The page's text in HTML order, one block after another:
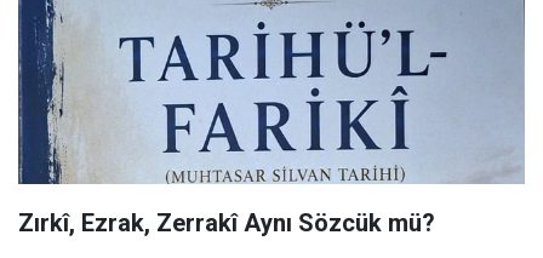
Zırkî, Ezrak, Zerrakî Aynı Sözcük mü?